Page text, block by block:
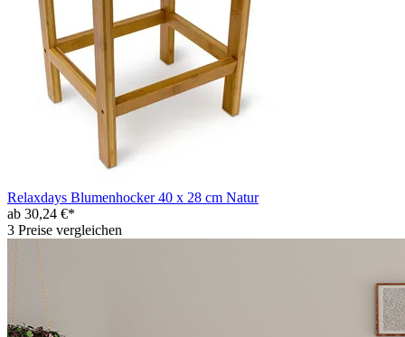
Relaxdays Blumenhocker 40 x 28 cm Natur
ab 30,24 €*
3 Preise vergleichen